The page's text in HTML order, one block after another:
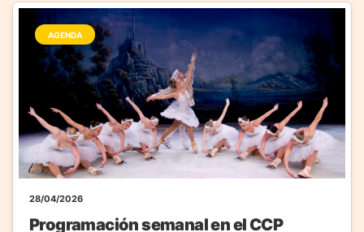
AGENDA
28/04/2026
Programación semanal en el CCP